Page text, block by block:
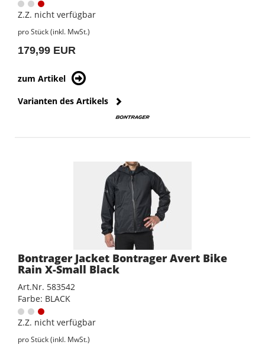
Z.Z. nicht verfügbar
pro Stück (inkl. MwSt.)
179,99 EUR
zum Artikel
Varianten des Artikels
Bontrager Jacket Bontrager Avert Bike
Rain X-Small Black
Art.Nr. 583542
Farbe: BLACK
Z.Z. nicht verfügbar
pro Stück (inkl. MwSt.)